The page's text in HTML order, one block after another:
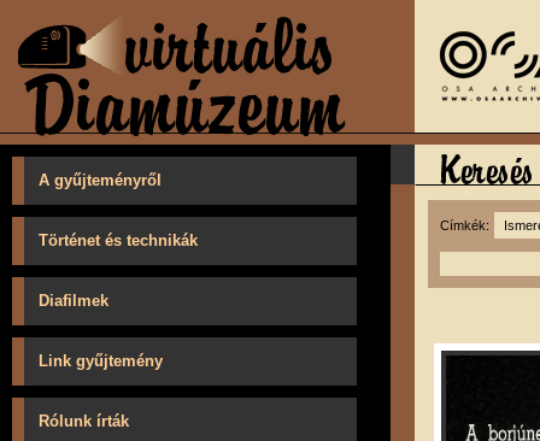
A gyűjteményről
Történet és technikák
Diafilmek
Link gyűjtemény
Rólunk írták
Címkék: